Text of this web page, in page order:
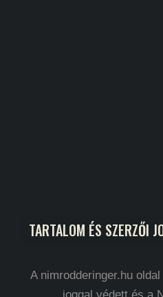
TARTALOM ÉS SZERZŐI
A nimrodderinger.hu